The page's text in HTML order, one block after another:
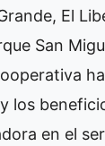
El
San
los
en el